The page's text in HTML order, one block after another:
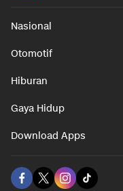
Otomotif
Gaya Hidup